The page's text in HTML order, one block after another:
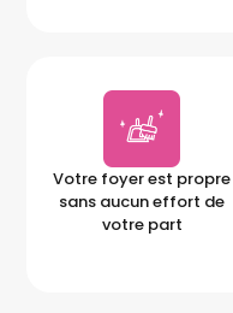
Votre foyer est propre
sans aucun effort de
votre part